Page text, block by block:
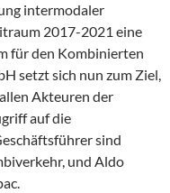
intermodaler
2017-2021 eine
für den Kombinierten
setzt sich nun zum Ziel,
Akteuren der
auf die
sind
und Aldo